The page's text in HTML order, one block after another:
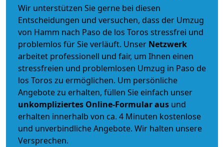
Wir unterstützen Sie gerne bei diesen
Entscheidungen und versuchen, dass der Umzug
von Hamm nach Paso de los Toros stressfrei und
problemlos für Sie verläuft. Unser Netzwerk
arbeitet professionell und fair, um Ihnen einen
stressfreien und problemlosen Umzug in Paso de
los Toros zu ermöglichen. Um persönliche
Angebote zu erhalten, füllen Sie einfach unser
unkompliziertes Online-Formular aus und
erhalten innerhalb von ca. 4 Minuten kostenlose
und unverbindliche Angebote. Wir halten unsere
Versprechen.